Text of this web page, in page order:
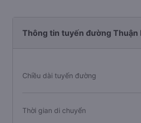
Thông tin tuyến đường Thuận
Chiều dài tuyến đường
Thời gian di chuyển